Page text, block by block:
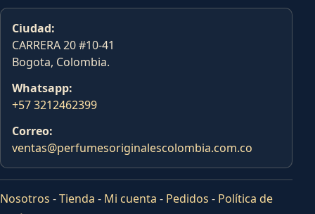
Ciudad:
CARRERA 20 #10-41
Bogota, Colombia.
Whatsapp:
+57 3212462399
Correo:
ventas@perfumesoriginalescolombia.com.co
Nosotros -Tienda - Mi cuenta - Pedidos - Política de